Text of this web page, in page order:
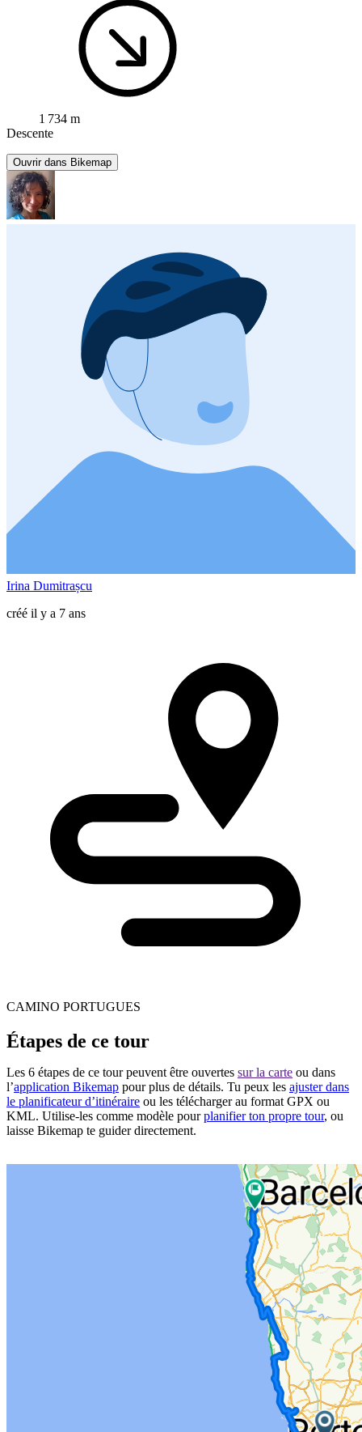
1 734 m
Descente
Ouvrir dans Bikemap
Irina Dumitrașcu
créé il y a 7 ans
CAMINO PORTUGUES
Étapes de ce tour
Les 6 étapes de ce tour peuvent être ouvertes sur la carte ou dans
l’application Bikemap pour plus de détails. Tu peux les ajuster dans
le planificateur d’itinéraire ou les télécharger au format GPX ou
KML. Utilise-les comme modèle pourplanifier ton propre tour, ou
laisse Bikemap te guider directement.